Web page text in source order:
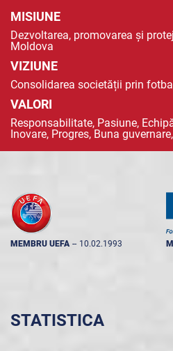
MISIUNE
Dezvoltarea, promovarea și
Moldova
VIZIUNE
Consolidarea societății prin
VALORI
Responsabilitate, Pasiune,
Inovare, Progres, Buna
MEMBRU UEFA -- 10.02.1993
STATISTICA